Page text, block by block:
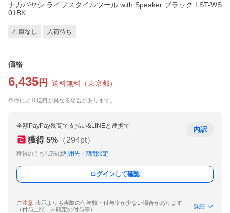
ナカバヤシ ライフスタイルツール with Speaker ブラック LST-WS
01BK
在庫なし 入荷待ち
価格
6,435 円 送料無料 （東京都）
条件により送料が異なる場合があります。
全額PayPay残高で支払い&LINEと連携で
獲得 5% （294pt）
獲得のうち4.5%は利用先・期間限定
内訳
ログインして確認
ご注意 表示よりも実際の付与数・付与率が少ない場合があります
（付与上限、未確定の付与等）
詳細